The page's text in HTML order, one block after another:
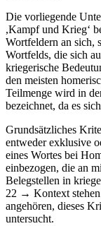
Die vorliegende
,Kampf und Krieg‘
Wortfeldern an sich,
Wortfelds, die sich
kriegerische
den meisten
Teilmenge wird in
bezeichnet, da es
Grundsätzliches
entweder exklusive
eines Wortes bei
einbezogen, die an
Belegstellen in
22 → Kontext
angehören, dieses
untersucht.